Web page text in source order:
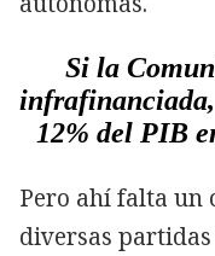
Si la
12% del PIB
Pero ahí falta un
diversas